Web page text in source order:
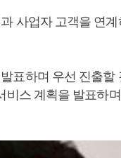
사업자 고객을 연
표하며 우선 진출할
스 계획을 발표하